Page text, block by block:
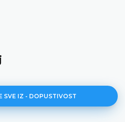
SVE IZ - DOPUSTIVOST